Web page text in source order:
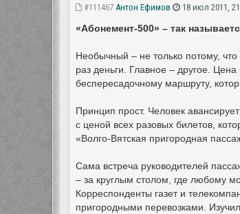
#111467 Антон Ефимов 18 июл 2011,
«Абонемент-500» – так
Необычный – не только потому,
раз деньги. Главное – другое.
беспересадочному маршруту,
Принцип прост. Человек
с ценой всех разовых билетов,
«Волго-Вятская пригородная
Сама встреча руководителей
– за круглым столом, где любому
Корреспонденты газет и
пригородными перевозками.